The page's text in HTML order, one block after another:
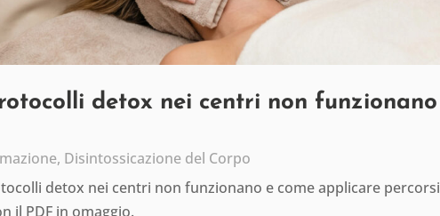
detox nei centri non funzionano
, Disintossicazione del Corpo
detox nei centri non funzionano e come applicare percorsi
il PDF in omaggio.